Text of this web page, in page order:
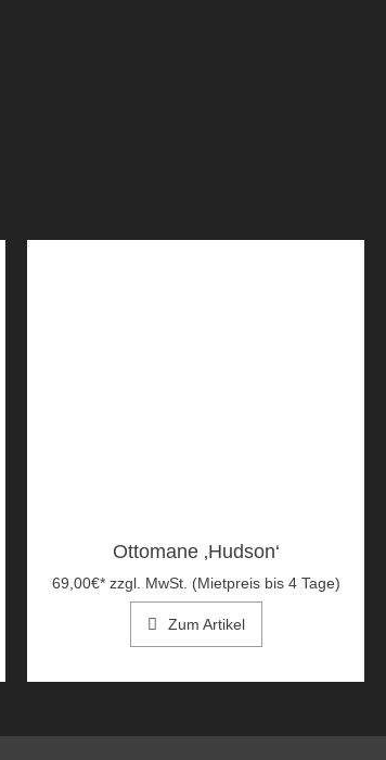
Ottomane ‚Hudson‘
69,00€* zzgl. MwSt. (Mietpreis bis 4 Tage)
Zum Artikel